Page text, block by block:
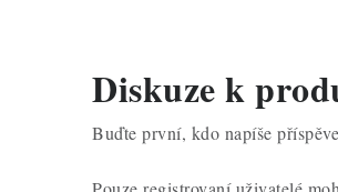
Diskuze k
Buďte první, kdo napíše